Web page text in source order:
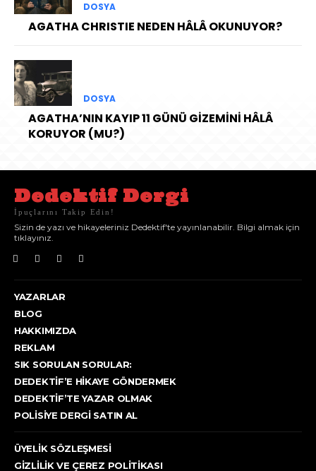
DOSYA
AGATHA CHRISTIE NEDEN HÂLÂ OKUNUYOR?
DOSYA
AGATHA’NIN KAYIP 11 GÜNÜ GİZEMİNİ HÂLÂ
KORUYOR (MU?)
Dedektif Dergi
İpuçlarını Takip Edin!
Sizin de yazı ve hikayeleriniz Dedektif'te yayınlanabilir. Bilgi almak için
tıklayınız.
YAZARLAR
BLOG
HAKKIMIZDA
REKLAM
SIK SORULAN SORULAR:
DEDEKTIF’E HIKAYE GÖNDERMEK
DEDEKTIF’TE YAZAR OLMAK
POLISIYE DERGI SATIN AL
ÜYELIK SÖZLEŞMESI
GIZLILIK VE ÇEREZ POLITIKASI